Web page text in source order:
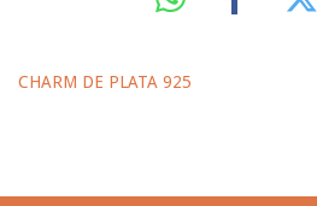
CHARM DE PLATA 925